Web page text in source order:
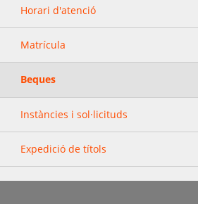
Horari d'atenció
Matrícula
Beques
Instàncies i sol·licituds
Expedició de títols